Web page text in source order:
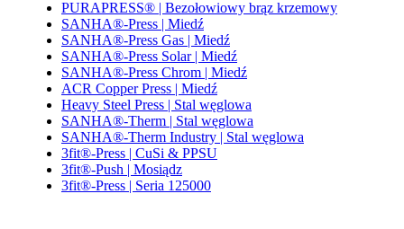
PURAPRESS® | Bezołowiowy brąz krzemowy
SANHA®-Press | Miedź
SANHA®-Press Gas | Miedź
SANHA®-Press Solar | Miedź
SANHA®-Press Chrom | Miedź
ACR Copper Press | Miedź
Heavy Steel Press | Stal węglowa
SANHA®-Therm | Stal węglowa
SANHA®-Therm Industry | Stal węglowa
3fit®-Press | CuSi & PPSU
3fit®-Push | Mosiądz
3fit®-Press | Seria 125000